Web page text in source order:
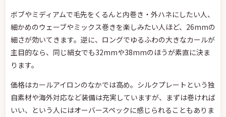
ボブやミディアムで毛先をくるんと内巻き・外ハネにしたい人、
細かめのウェーブやミックス巻きを楽しみたい人ほど、26mmの
細さが効いてきます。逆に、ロングでゆるふわの大きなカールが
主目的なら、同じ絹女でも32mmや38mmのほうが素直に決ま
ります。
価格はカールアイロンのなかでは高め。シルクプレートという独
自素材や海外対応など装備は充実していますが、まずは巻ければ
いい、という人にはオーバースペックに感じられることもありま